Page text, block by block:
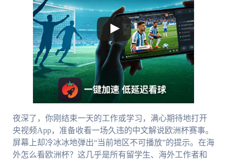
夜深了，你刚结束一天的工作或学习，满心期待地打开
央视频App，准备收看一场久违的中文解说欧洲杯赛事。
屏幕上却冷冰冰地弹出“当前地区不可播放”的提示。在海
外怎么看欧洲杯？这几乎是所有留学生、海外工作者和